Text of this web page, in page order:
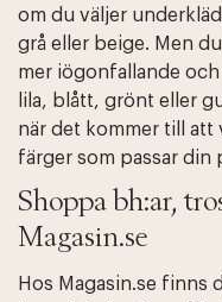
om du väljer
grå eller beige. Men
mer iögonfallande
lila, blått, grönt eller
när det kommer till att
färger som passar din
Shoppa bh:ar,
Magasin.se
Hos Magasin.se finns